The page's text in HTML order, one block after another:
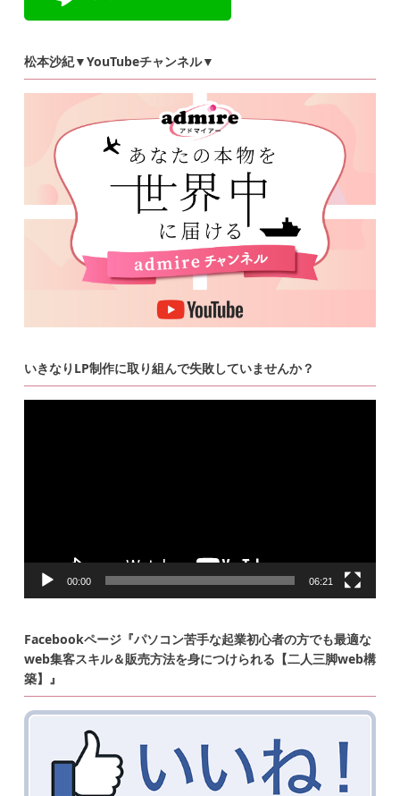
松本沙紀▼YouTubeチャンネル▼
いきなりLP制作に取り組んで失敗していませんか？
動
00:00 06:21
Facebookページ『パソコン苦手な起業初心者の方でも最適な
web集客スキル＆販売方法を身につけられる【二人三脚web構
築】』